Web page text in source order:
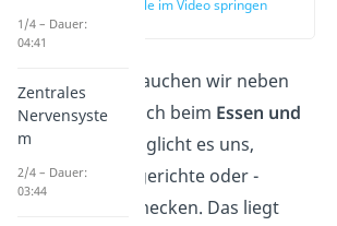
zur Stelle im Video springen
Unsere Zunge brauchen wir neben
dem Sprechen auch beim Essen und
Trinken
. Sie ermöglicht es uns,
unsere Lieblingsgerichte oder -
getränke zu schmecken. Das liegt
1/4 – Dauer:
04:41
Zentrales
Nervensyste
m
2/4 – Dauer:
03:44